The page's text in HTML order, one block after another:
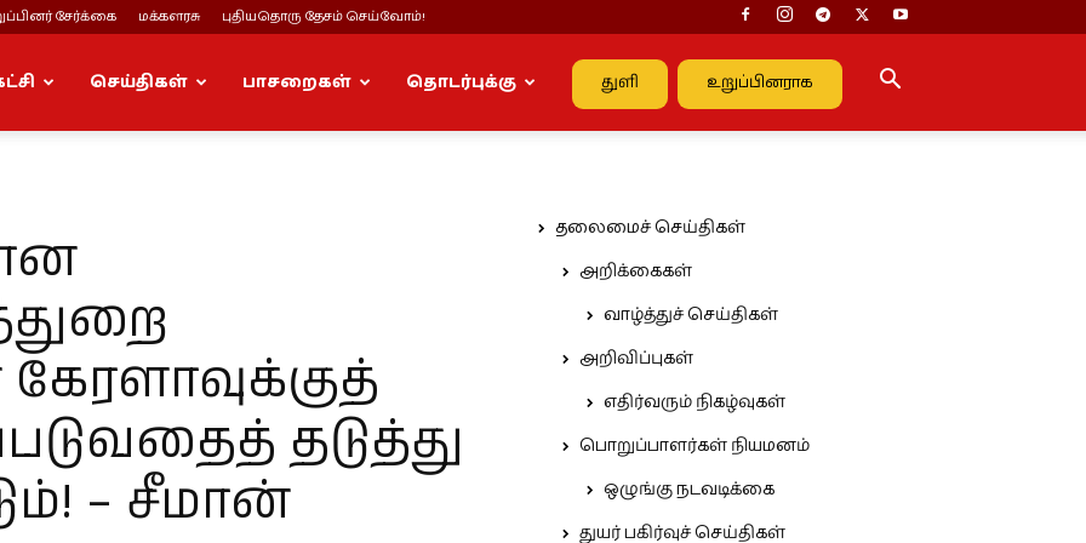
சேர்க்கை மக்களரசு புதியதொரு தேசம் செய்வோம்!
துளி உறுப்பினராக
செய்திகள் பாசறைகள் தொடர்புக்கு
தடுத்து
– சீமான்
தலைமைச் செய்திகள்
அறிக்கைகள்
வாழ்த்துச் செய்திகள்
அறிவிப்புகள்
எதிர்வரும் நிகழ்வுகள்
பொறுப்பாளர்கள் நியமனம்
ஒழுங்கு நடவடிக்கை
துயர் பகிர்வுச் செய்திகள்